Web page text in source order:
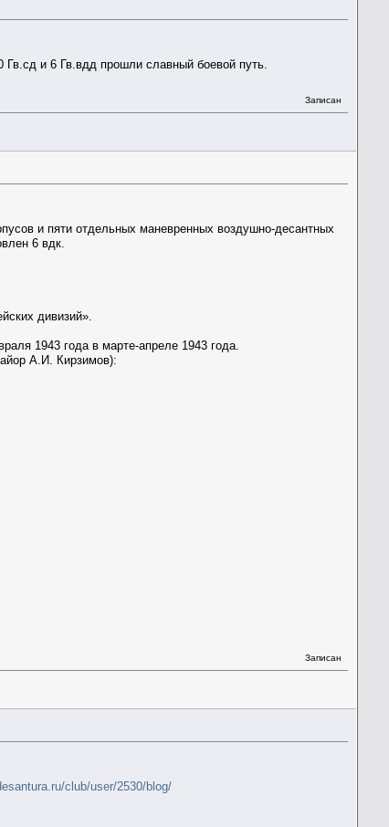
и 6 Гв.вдд прошли славный боевой путь.
Записан
и пяти отдельных маневренных воздушно-десантных
6 вдк.
дивизий».
1943 года в марте-апреле 1943 года.
А.И. Кирзимов):
Записан
club/user/2530/blog/